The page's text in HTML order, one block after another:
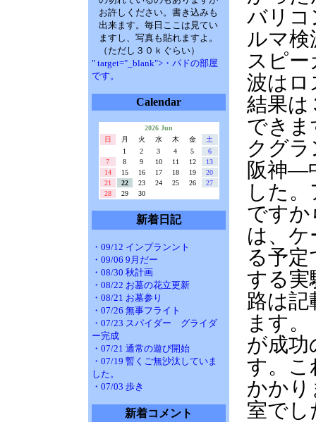
お許しください。書き込みも
出来ます。毎日ここは見てい
ますし、写真も貼れますよ。
（ただし３０ｋぐらい）
" target="_blank">・パドの部屋
です。
Calendar
2026 Jun
日
月 火 水 木 金
土
1
2 3 4 5
6
7
8 9 10 11 12
13
14
15 16 17 18 19
20
21
22 23 24 25 26
27
28
29 30
新着日記
・09/12 インプランント
・09/06 9月だー
・08/30 秋計画
・08/22 お墓の花立更新
・08/21 お墓参り
・07/26 無事フライト
・07/23 スパイダー グライダ
ー完成
・07/21 通常の遊び開始
・07/19 暫くご無沙汰していま
した。
・07/03 歩き
新着コメント
バリコ
ルマ
スピ
波はロ
結果は
できま
クグ
阪神―
した
ですか
は、
る予
する実
路は
ます
が成功
す。こ
かかり
室でし